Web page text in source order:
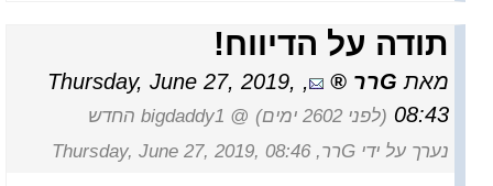
תודה על הדיווח!
מאת Gרר ,
Thursday, June 27, 2019,
08:43 (לפני 2602 ימים) @ bigdaddy1 החדש
נערך על ידי Gרר, Thursday, June 27, 2019, 08:46